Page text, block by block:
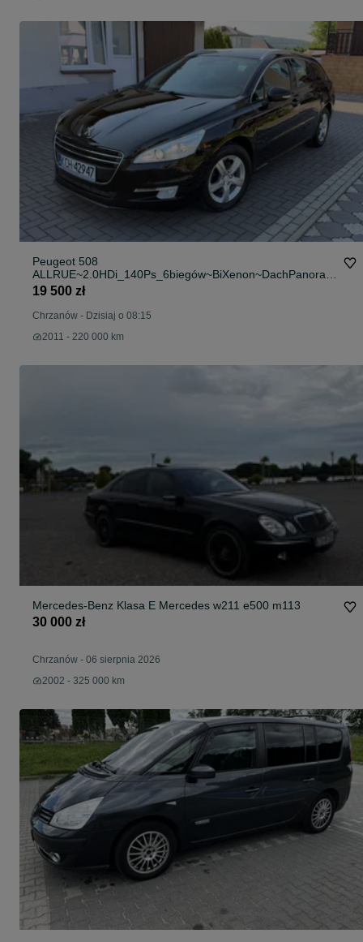
Peugeot 508
ALLRUE~2.0HDi_140Ps_6biegów~BiXenon~DachPanoram
a~SuperStan
19 500 zł
Chrzanów - Dzisiaj o 08:15
2011 - 220 000 km
Mercedes-Benz Klasa E Mercedes w211 e500 m113
30 000 zł
Chrzanów - 06 sierpnia 2026
2002 - 325 000 km